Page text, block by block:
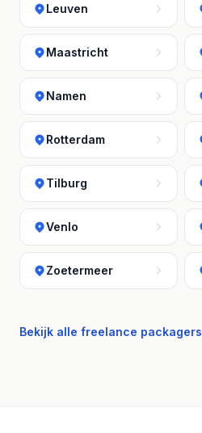
Leuven
Maastricht
Namen
Rotterdam
Tilburg
Venlo
Zoetermeer
Bekijk alle freelance packagers